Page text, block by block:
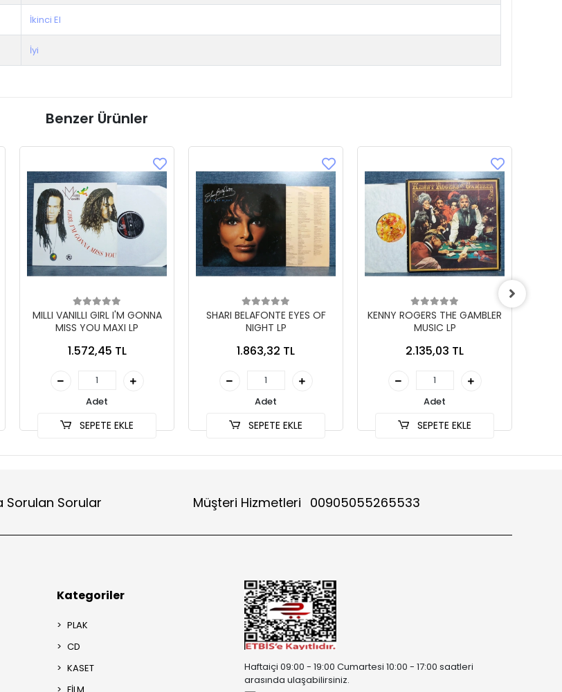
İkinci El
İyi
Benzer Ürünler
MILLI VANILLI GIRL I'M GONNA
MISS YOU MAXI LP
1.572,45 TL
Adet
SEPETE EKLE
SHARI BELAFONTE EYES OF
NIGHT LP
1.863,32 TL
Adet
SEPETE EKLE
KENNY ROGERS THE GAMBLER
MUSIC LP
2.135,03 TL
Adet
SEPETE EKLE
Sorulan Sorular Müşteri Hizmetleri 00905055265533
Kategoriler
PLAK
CD
KASET
Haftaiçi 09:00 - 19:00 Cumartesi 10:00 - 17:00 saatleri
arasında ulaşabilirsiniz.